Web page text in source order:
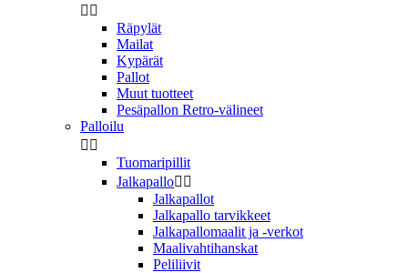
 
Räpylät
Mailat
Kypärät
Pallot
Muut tuotteet
Pesäpallon Retro-välineet
Palloilu
 
Tuomaripillit
Jalkapallo 
Jalkapallot
Jalkapallo tarvikkeet
Jalkapallomaalit ja -verkot
Maalivahtihanskat
Peliliivit